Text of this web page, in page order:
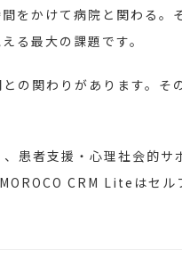
をかけて病院と関わる。
る最大の課題です。
の関わりがあります。そ
患者支援・心理社会的サ
CRM Liteはセル